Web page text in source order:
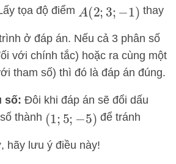
tọa độ điểm A(2; 3;−1) thay
ở đáp án. Nếu cả 3 phân số
với chính tắc) hoặc ra cùng một
tham số) thì đó là đáp án đúng.
số: Đôi khi đáp án sẽ đổi dấu
thành (1; 5;−5) để tránh
hãy lưu ý điều này!